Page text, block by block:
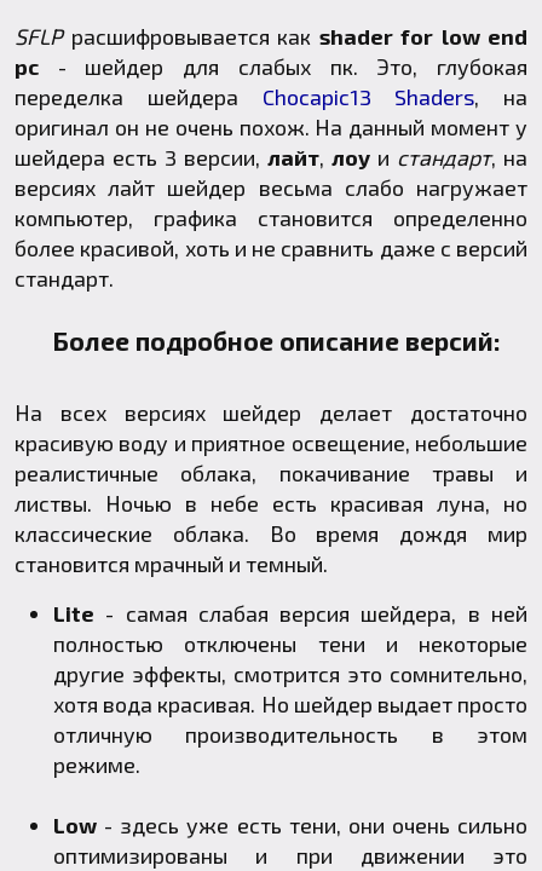
SFLPрасшифровывается как shader for low end
pc - шейдер для слабых пк. Это, глубокая
переделка шейдера Chocapic13 Shaders, на
оригинал он не очень похож. На данный момент у
шейдера есть 3 версии, лайт, лоу и стандарт, на
версиях лайт шейдер весьма слабо нагружает
компьютер, графика становится определенно
более красивой, хоть и не сравнить даже с версий
стандарт.
Более подробное описание версий:
На всех версиях шейдер делает достаточно
красивую воду и приятное освещение, небольшие
реалистичные облака, покачивание травы и
листвы. Ночью в небе есть красивая луна, но
классические облака. Во время дождя мир
становится мрачный и темный.
Lite - самая слабая версия шейдера, в ней
полностью отключены тени и некоторые
другие эффекты, смотрится это сомнительно,
хотя вода красивая. Но шейдер выдает просто
отличную производительность в этом
режиме.
Low - здесь уже есть тени, они очень сильно
оптимизированы и при движении это